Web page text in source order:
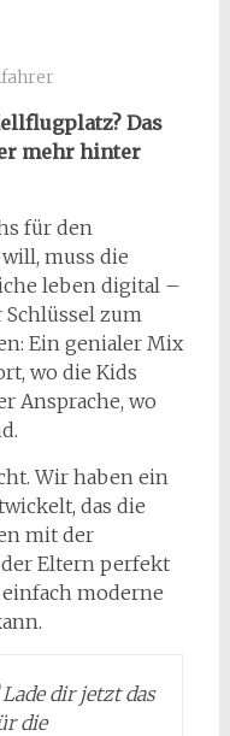
Das
mehr hinter
für den
muss die
leben digital –
zum
Ein genialer Mix
wo die Kids
Ansprache, wo
Wir haben ein
das die
mit der
Eltern perfekt
moderne
dir jetzt das
die